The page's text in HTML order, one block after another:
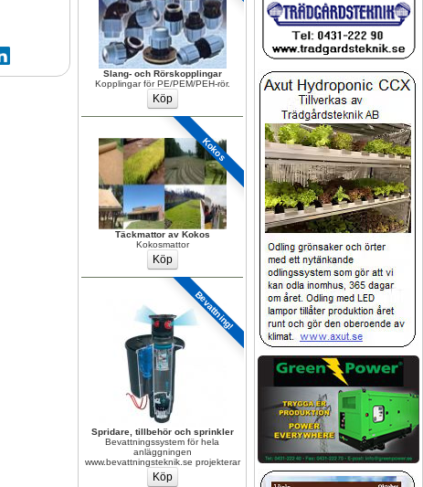
Slang- och Rörskopplingar
Kopplingar för PE/PEM/PEH-rör.
Kokos
Täckmattor av Kokos
Kokosmattor
Bevattning!
Spridare, tillbehör och sprinkler
Bevattningssystem för hela
anläggningen
www.bevattningsteknik.se projekterar